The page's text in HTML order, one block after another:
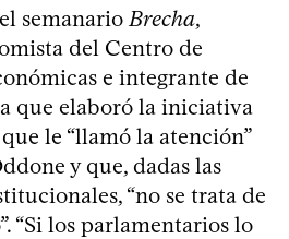
semanario Brecha,
del Centro de
e integrante de
que elaboró la iniciativa
le “llamó la atención”
y que, dadas las
“no se trata de
“Si los parlamentarios lo